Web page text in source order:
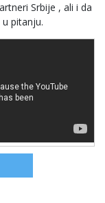
Srbije , ali i da
pitanju.